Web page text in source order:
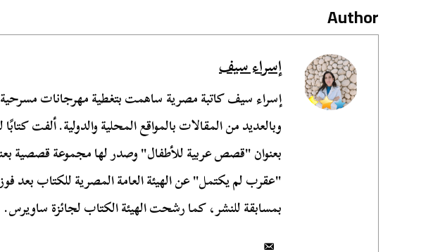
Author
إسراء سيف
إسراء سيف كاتبة مصرية ساهمت بتغطية مهرجانات
وبالعديد من المقالات بالمواقع المحلية والدولية. ألفت كتابًا
بعنوان "قصص عربية للأطفال" وصدر لها مجموعة قصصية
"عقرب لم يكتمل" عن الهيئة العامة المصرية للكتاب بعد
بمسابقة للنشر، كما رشحت الهيئة الكتاب لجائزة ساويرس.